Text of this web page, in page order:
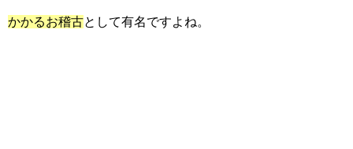
かかるお稽古として有名ですよね。